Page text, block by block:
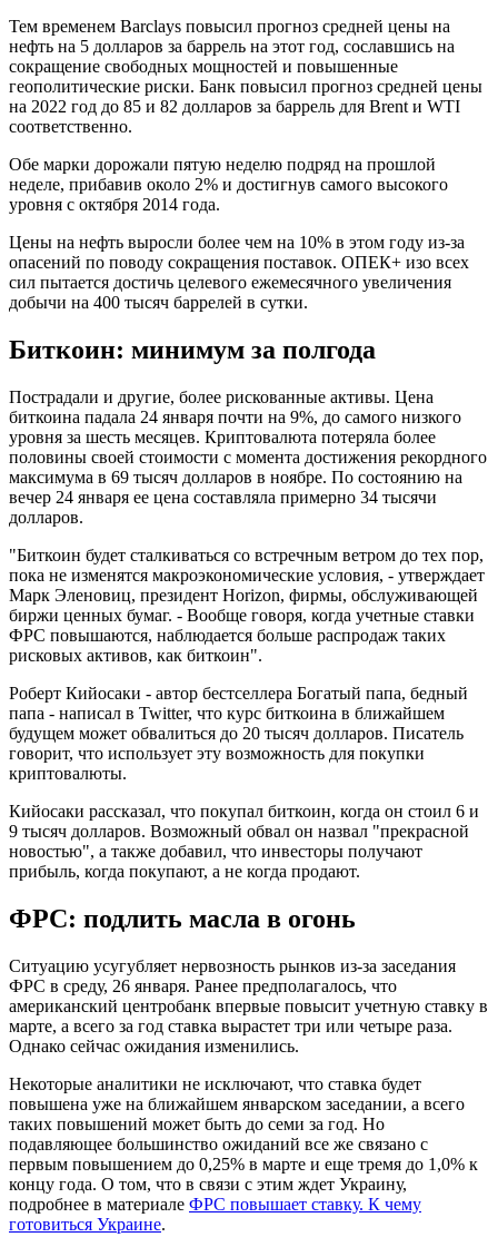
Тем временем Barclays повысил прогноз средней цены на
нефть на 5 долларов за баррель на этот год, сославшись на
сокращение свободных мощностей и повышенные
геополитические риски. Банк повысил прогноз средней цены
на 2022 год до 85 и 82 долларов за баррель для Brent и WTI
соответственно.
Обе марки дорожали пятую неделю подряд на прошлой
неделе, прибавив около 2% и достигнув самого высокого
уровня с октября 2014 года.
Цены на нефть выросли более чем на 10% в этом году из-за
опасений по поводу сокращения поставок. ОПЕК+ изо всех
сил пытается достичь целевого ежемесячного увеличения
добычи на 400 тысяч баррелей в сутки.
Биткоин: минимум за полгода
Пострадали и другие, более рискованные активы. Цена
биткоина падала 24 января почти на 9%, до самого низкого
уровня за шесть месяцев. Криптовалюта потеряла более
половины своей стоимости с момента достижения рекордного
максимума в 69 тысяч долларов в ноябре. По состоянию на
вечер 24 января ее цена составляла примерно 34 тысячи
долларов.
"Биткоин будет сталкиваться со встречным ветром до тех пор,
пока не изменятся макроэкономические условия, - утверждает
Марк Эленовиц, президент Horizon, фирмы, обслуживающей
биржи ценных бумаг. - Вообще говоря, когда учетные ставки
ФРС повышаются, наблюдается больше распродаж таких
рисковых активов, как биткоин".
Роберт Кийосаки - автор бестселлера Богатый папа, бедный
папа - написал в Twitter, что курс биткоина в ближайшем
будущем может обвалиться до 20 тысяч долларов. Писатель
говорит, что использует эту возможность для покупки
криптовалюты.
Кийосаки рассказал, что покупал биткоин, когда он стоил 6 и
9 тысяч долларов. Возможный обвал он назвал "прекрасной
новостью", а также добавил, что инвесторы получают
прибыль, когда покупают, а не когда продают.
ФРС: подлить масла в огонь
Ситуацию усугубляет нервозность рынков из-за заседания
ФРС в среду, 26 января. Ранее предполагалось, что
американский центробанк впервые повысит учетную ставку в
марте, а всего за год ставка вырастет три или четыре раза.
Однако сейчас ожидания изменились.
Некоторые аналитики не исключают, что ставка будет
повышена уже на ближайшем январском заседании, а всего
таких повышений может быть до семи за год. Но
подавляющее большинство ожиданий все же связано с
первым повышением до 0,25% в марте и еще тремя до 1,0% к
концу года. О том, что в связи с этим ждет Украину,
подробнее в материале ФРС повышает ставку. К чему
готовиться Украине.